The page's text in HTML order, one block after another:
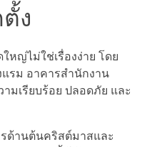
ง
หญ่ไม่ใช่เรื่องง่าย โดย
แรม อาคารสำนักงาน
มเรียบร้อย ปลอดภัย และ
ด้านต้นคริสต์มาสและ